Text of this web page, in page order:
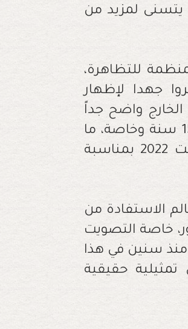
يتسنى لمزيد من
للتظاهرة،
جهدا لإظهار
الخارج واضح جداً
ولا جدال فيه، وقد ظهر ذلك في عدة خطب هامة لمدة 15 سنة وخاصة، ما
أصر عليه جلالة الملك في خطابه السامي ليوم 20 غشت 2022 بمناسبة
الاستفادة من
خاصة التصويت
منذ سنين في هذا
تمثيلية حقيقية